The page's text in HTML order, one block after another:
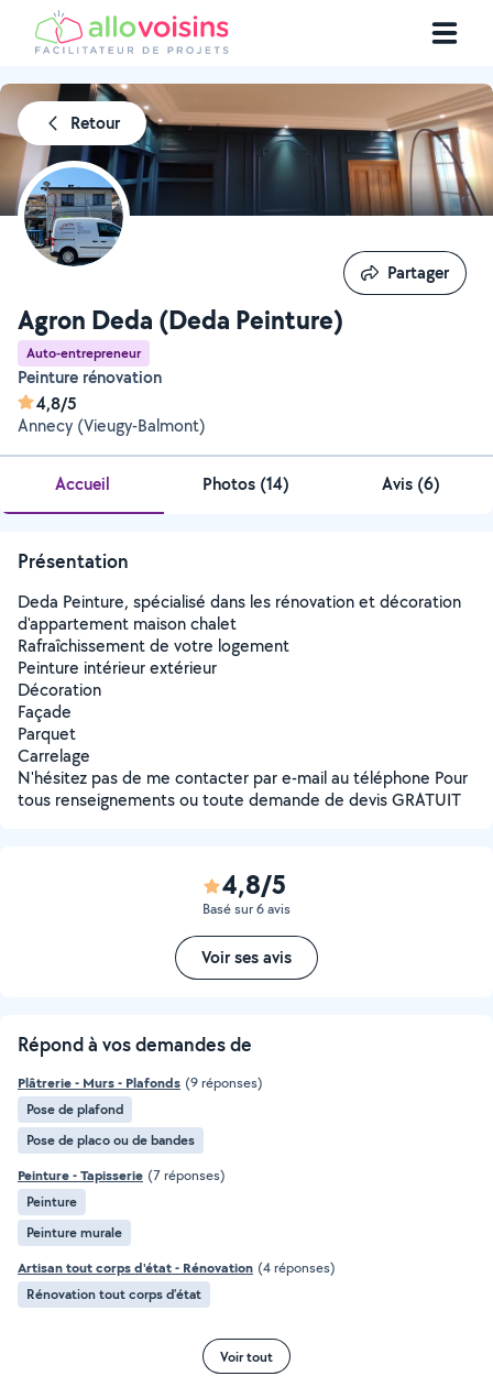
Retour
Agron Deda (Deda Peinture)
Auto-entrepreneur
Peinture rénovation
4,8/5
Annecy (Vieugy-Balmont)
Partager
Partager
Accueil Photos (14) Avis (6)
Présentation
Deda Peinture, spécialisé dans les rénovation et décoration
d'appartement maison chalet
Rafraîchissement de votre logement
Peinture intérieur extérieur
Décoration
Façade
Parquet
Carrelage
N'hésitez pas de me contacter par e-mail au téléphone Pour
tous renseignements ou toute demande de devis GRATUIT
4,8/5
Basé sur 6 avis
Voir ses avis
Répond à vos demandes de
Plâtrerie - Murs - Plafonds (9 réponses)
Pose de plafond
Pose de placo ou de bandes
Peinture - Tapisserie (7 réponses)
Peinture
Peinture murale
Artisan tout corps d'état - Rénovation (4 réponses)
Rénovation tout corps d’état
Voir tout